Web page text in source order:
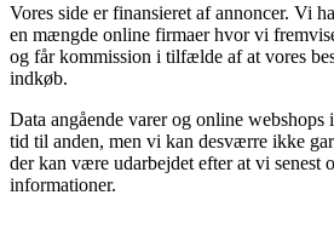
Vores side er finansieret af annoncer. Vi
en mængde online firmaer hvor vi
og får kommission i tilfælde af at vores
indkøb.
Data angående varer og online webshops
tid til anden, men vi kan desværre ikke
der kan være udarbejdet efter at vi senest
informationer.